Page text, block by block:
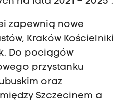
zapewnią nowe
Kraków Kościelniki
Do pociągów
przystanku
oraz
Szczecinem a